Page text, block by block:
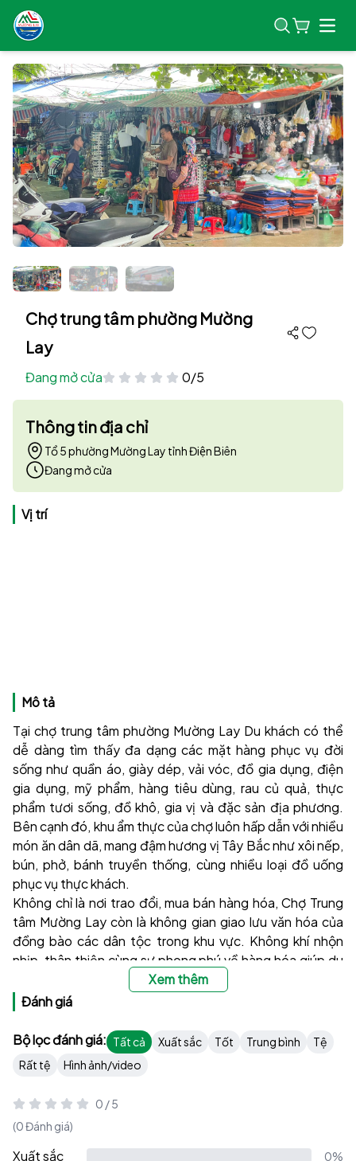
Chợ trung tâm phường Mường
Lay
Đang mở cửa 0/5
Thông tin địa chỉ
Tổ 5 phường Mường Lay tỉnh Điện Biên
Đang mở cửa
Vị trí
Mô tả
Tại chợ trung tâm phường Mường Lay Du khách có thể
dễ dàng tìm thấy đa dạng các mặt hàng phục vụ đời
sống như quần áo, giày dép, vải vóc, đồ gia dụng, điện
gia dụng, mỹ phẩm, hàng tiêu dùng, rau củ quả, thực
phẩm tươi sống, đồ khô, gia vị và đặc sản địa phương.
Bên cạnh đó, khu ẩm thực của chợ luôn hấp dẫn với nhiều
món ăn dân dã, mang đậm hương vị Tây Bắc như xôi nếp,
bún, phở, bánh truyền thống, cùng nhiều loại đồ uống
phục vụ thực khách.
Không chỉ là nơi trao đổi, mua bán hàng hóa, Chợ Trung
tâm Mường Lay còn là không gian giao lưu văn hóa của
đồng bào các dân tộc trong khu vực. Không khí nhộn
nhịp, thân thiện cùng sự phong phú về hàng hóa giúp du
khách có cơ hội trải nghiệm cuộc sống đời thường và
khám phá nét đẹp văn hóa bản địa.
Nếu có dịp ghé thăm Mường Lay, Chợ Trung tâm chắc
chắn là điểm dừng chân lý tưởng để mua sắm, thưởng
thức ẩm thực và tìm hiểu nhịp sống đặc trưng của vùng
Xem thêm
Đánh giá
Bộ lọc đánh giá: Tất cả Xuất sắc Tốt Trung bình
Tệ
Rất tệ
Hình ảnh/video
0 / 5
(0 Đánh giá)
Xuất sắc 0%